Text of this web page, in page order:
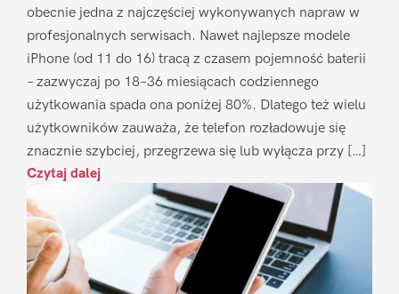
obecnie jedna z najczęściej wykonywanych napraw w
profesjonalnych serwisach. Nawet najlepsze modele
iPhone (od 11 do 16) tracą z czasem pojemność baterii
– zazwyczaj po 18–36 miesiącach codziennego
użytkowania spada ona poniżej 80%. Dlatego też wielu
użytkowników zauważa, że telefon rozładowuje się
znacznie szybciej, przegrzewa się lub wyłącza przy […]
Czytaj dalej